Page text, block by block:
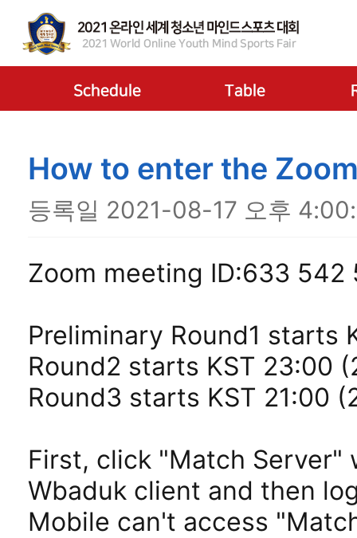
How to enter the
등록일 2021-08-17 오후
Zoom meeting ID:633 542
Preliminary Round1 starts
Round2 starts KST 23:00
Round3 starts KST 21:00
First, click "Match Server"
Wbaduk client and then
Mobile can't access